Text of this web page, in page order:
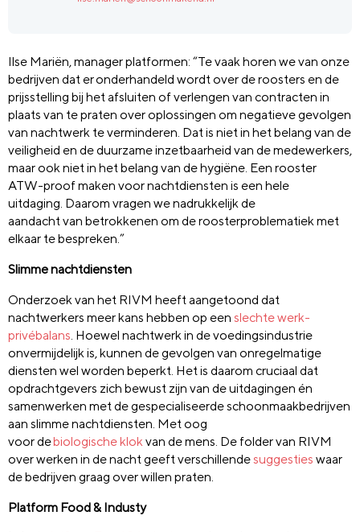
Ilse Mariën, manager platformen: “Te vaak horen we van onze
bedrijven dat er onderhandeld wordt over de roosters en de
prijsstelling bij het afsluiten of verlengen van contracten in
plaats van te praten over oplossingen om negatieve gevolgen
van nachtwerk te verminderen. Dat is niet in het belang van de
veiligheid en de duurzame inzetbaarheid van de medewerkers,
maar ook niet in het belang van de hygiëne. Een rooster
ATW-proofmaken voor nachtdiensten is een hele
uitdaging. Daarom vragen we nadrukkelijk de
aandachtvan betrokkenen om de roosterproblematiek met
elkaar te bespreken.”
Slimme nachtdiensten
Onderzoek van het RIVM heeft aangetoond dat
nachtwerkers meer kans hebben op een slechte werk-
privébalans. Hoewel nachtwerk in de voedingsindustrie
onvermijdelijk is, kunnen de gevolgen van onregelmatige
diensten wel worden beperkt. Het is daarom cruciaal dat
opdrachtgevers zich bewust zijn van de uitdagingen én
samenwerken met de gespecialiseerde schoonmaakbedrijven
aan slimme nachtdiensten. Met oog
voordebiologischeklokvan de mens. De folder van RIVM
over werken in de nacht geeft verschillendesuggesties waar
de bedrijven graag over willen praten.
Platform Food & Industy